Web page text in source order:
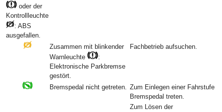
oder der
Kontrollleuchte
: ABS
ausgefallen.
Zusammen mit blinkender
Warnleuchte
:
Elektronische Parkbremse
gestört.
Fachbetrieb aufsuchen.
Bremspedal nicht getreten. Zum Einlegen einer Fahrstufe
Bremspedal treten.
Zum Lösen der